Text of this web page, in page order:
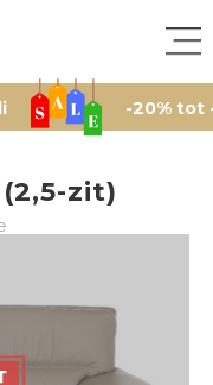
-20% tot -50% op
zit)